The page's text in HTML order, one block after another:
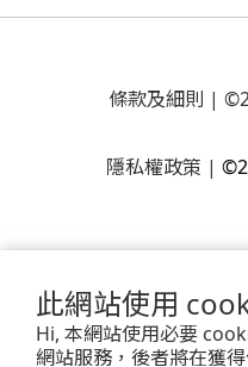
此網站使用
Hi, 本網站使用必要
網站服務，後者將在獲
條款及細則 |
隱私權政策 |